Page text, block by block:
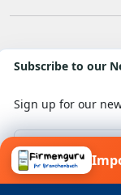
Subscribe to our
Sign up for our
I consent to my